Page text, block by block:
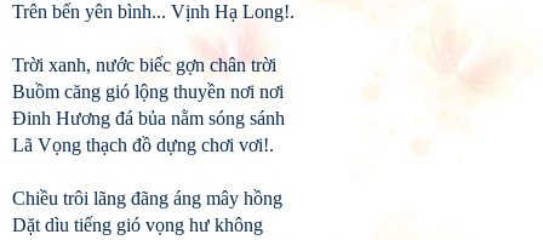
Trên bến yên bình... Vịnh Hạ Long!.
Trời xanh, nước biếc gợn chân trời
Buồm căng gió lộng thuyền nơi nơi
Đinh Hương đá bủa nằm sóng sánh
Lã Vọng thạch đồ dựng chơi vơi!.
Chiều trôi lãng đãng áng mây hồng
Dặt dìu tiếng gió vọng hư không